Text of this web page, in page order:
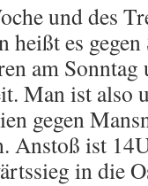
und des
heißt es
am
Man ist also
gegen
Anstoß ist
in die